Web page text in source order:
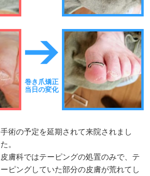
巻き爪矯正
当日の変化
手術の予定を延期されて来院されまし
た。
皮膚科ではテーピングの処置のみで、テ
ーピングしていた部分の皮膚が荒れてし